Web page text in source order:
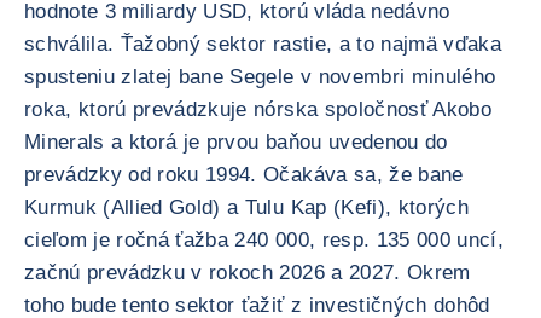
hodnote 3 miliardy USD, ktorú vláda nedávno
schválila. Ťažobný sektor rastie, a to najmä vďaka
spusteniu zlatej bane Segele v novembri minulého
roka, ktorú prevádzkuje nórska spoločnosť Akobo
Minerals a ktorá je prvou baňou uvedenou do
prevádzky od roku 1994. Očakáva sa, že bane
Kurmuk (Allied Gold) a Tulu Kap (Kefi), ktorých
cieľom je ročná ťažba 240 000, resp. 135 000 uncí,
začnú prevádzku v rokoch 2026 a 2027. Okrem
toho bude tento sektor ťažiť z investičných dohôd